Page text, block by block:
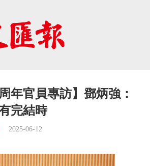
年官員專訪】鄧炳強：
完結時
2025-06-12